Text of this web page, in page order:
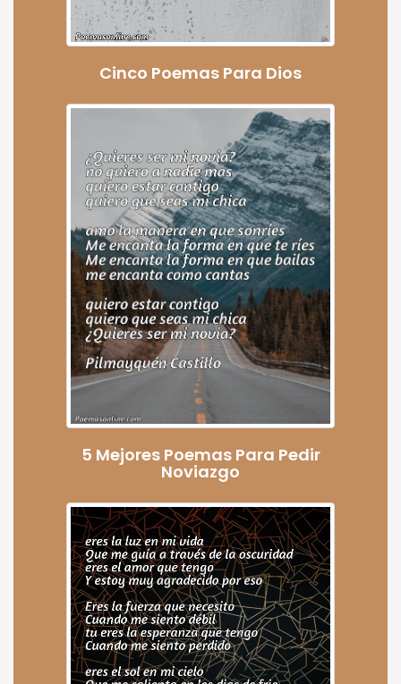
Cinco Poemas Para Dios
5 Mejores Poemas Para Pedir
Noviazgo